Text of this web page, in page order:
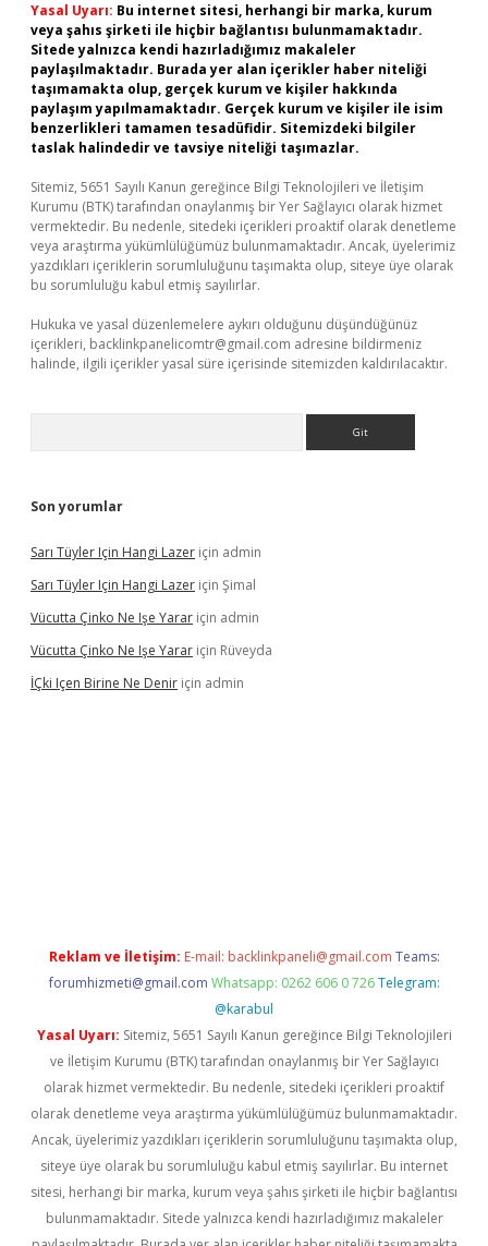
Yasal Uyarı: Bu internet sitesi, herhangi bir marka, kurum
veya şahıs şirketi ile hiçbir bağlantısı bulunmamaktadır.
Sitede yalnızca kendi hazırladığımız makaleler
paylaşılmaktadır. Burada yer alan içerikler haber niteliği
taşımamakta olup, gerçek kurum ve kişiler hakkında
paylaşım yapılmamaktadır. Gerçek kurum ve kişiler ile isim
benzerlikleri tamamen tesadüfidir. Sitemizdeki bilgiler
taslak halindedir ve tavsiye niteliği taşımazlar.
Sitemiz, 5651 Sayılı Kanun gereğince Bilgi Teknolojileri ve İletişim
Kurumu (BTK) tarafından onaylanmış bir Yer Sağlayıcı olarak hizmet
vermektedir. Bu nedenle, sitedeki içerikleri proaktif olarak denetleme
veya araştırma yükümlülüğümüz bulunmamaktadır. Ancak, üyelerimiz
yazdıkları içeriklerin sorumluluğunu taşımakta olup, siteye üye olarak
bu sorumluluğu kabul etmiş sayılırlar.
Hukuka ve yasal düzenlemelere aykırı olduğunu düşündüğünüz
içerikleri, backlinkpanelicomtr@gmail.com adresine bildirmeniz
halinde, ilgili içerikler yasal süre içerisinde sitemizden kaldırılacaktır.
Son yorumlar
Sarı Tüyler Için Hangi Lazer için admin
Sarı Tüyler Için Hangi Lazer için Şimal
Vücutta Çinko Ne Işe Yarar için admin
Vücutta Çinko Ne Işe Yarar için Rüveyda
İÇki Içen Birine Ne Denir için admin
Reklam ve İletişim: E-mail: backlinkpaneli@gmail.com Teams:
forumhizmeti@gmail.com Whatsapp: 0262 606 0 726 Telegram:
@karabul
Yasal Uyarı: Sitemiz, 5651 Sayılı Kanun gereğince Bilgi Teknolojileri
ve İletişim Kurumu (BTK) tarafından onaylanmış bir Yer Sağlayıcı
olarak hizmet vermektedir. Bu nedenle, sitedeki içerikleri proaktif
olarak denetleme veya araştırma yükümlülüğümüz bulunmamaktadır.
Ancak, üyelerimiz yazdıkları içeriklerin sorumluluğunu taşımakta olup,
siteye üye olarak bu sorumluluğu kabul etmiş sayılırlar. Bu internet
sitesi, herhangi bir marka, kurum veya şahıs şirketi ile hiçbir bağlantısı
bulunmamaktadır. Sitede yalnızca kendi hazırladığımız makaleler